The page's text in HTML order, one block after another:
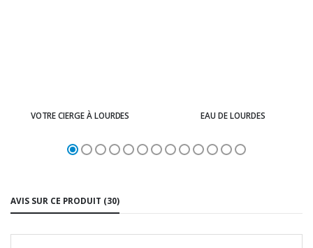
VOTRE CIERGE À LOURDES EAU DE LOURDES
AVIS SUR CE PRODUIT (30)